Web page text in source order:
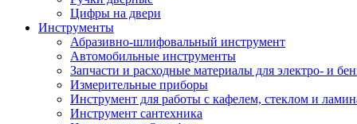
Цифры на двери
Инструменты
Абразивно-шлифовальный инструмент
Автомобильные инструменты
Запчасти и расходные материалы для электро- и
Измерительные приборы
Инструмент для работы с кафелем, стеклом и
Инструмент сантехника